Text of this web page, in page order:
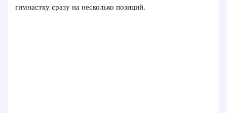
гимнастку сразу на несколько позиций.